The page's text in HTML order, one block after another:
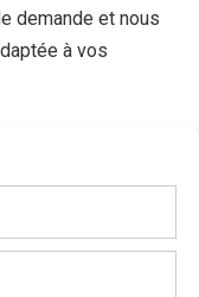
demande et nous
à vos